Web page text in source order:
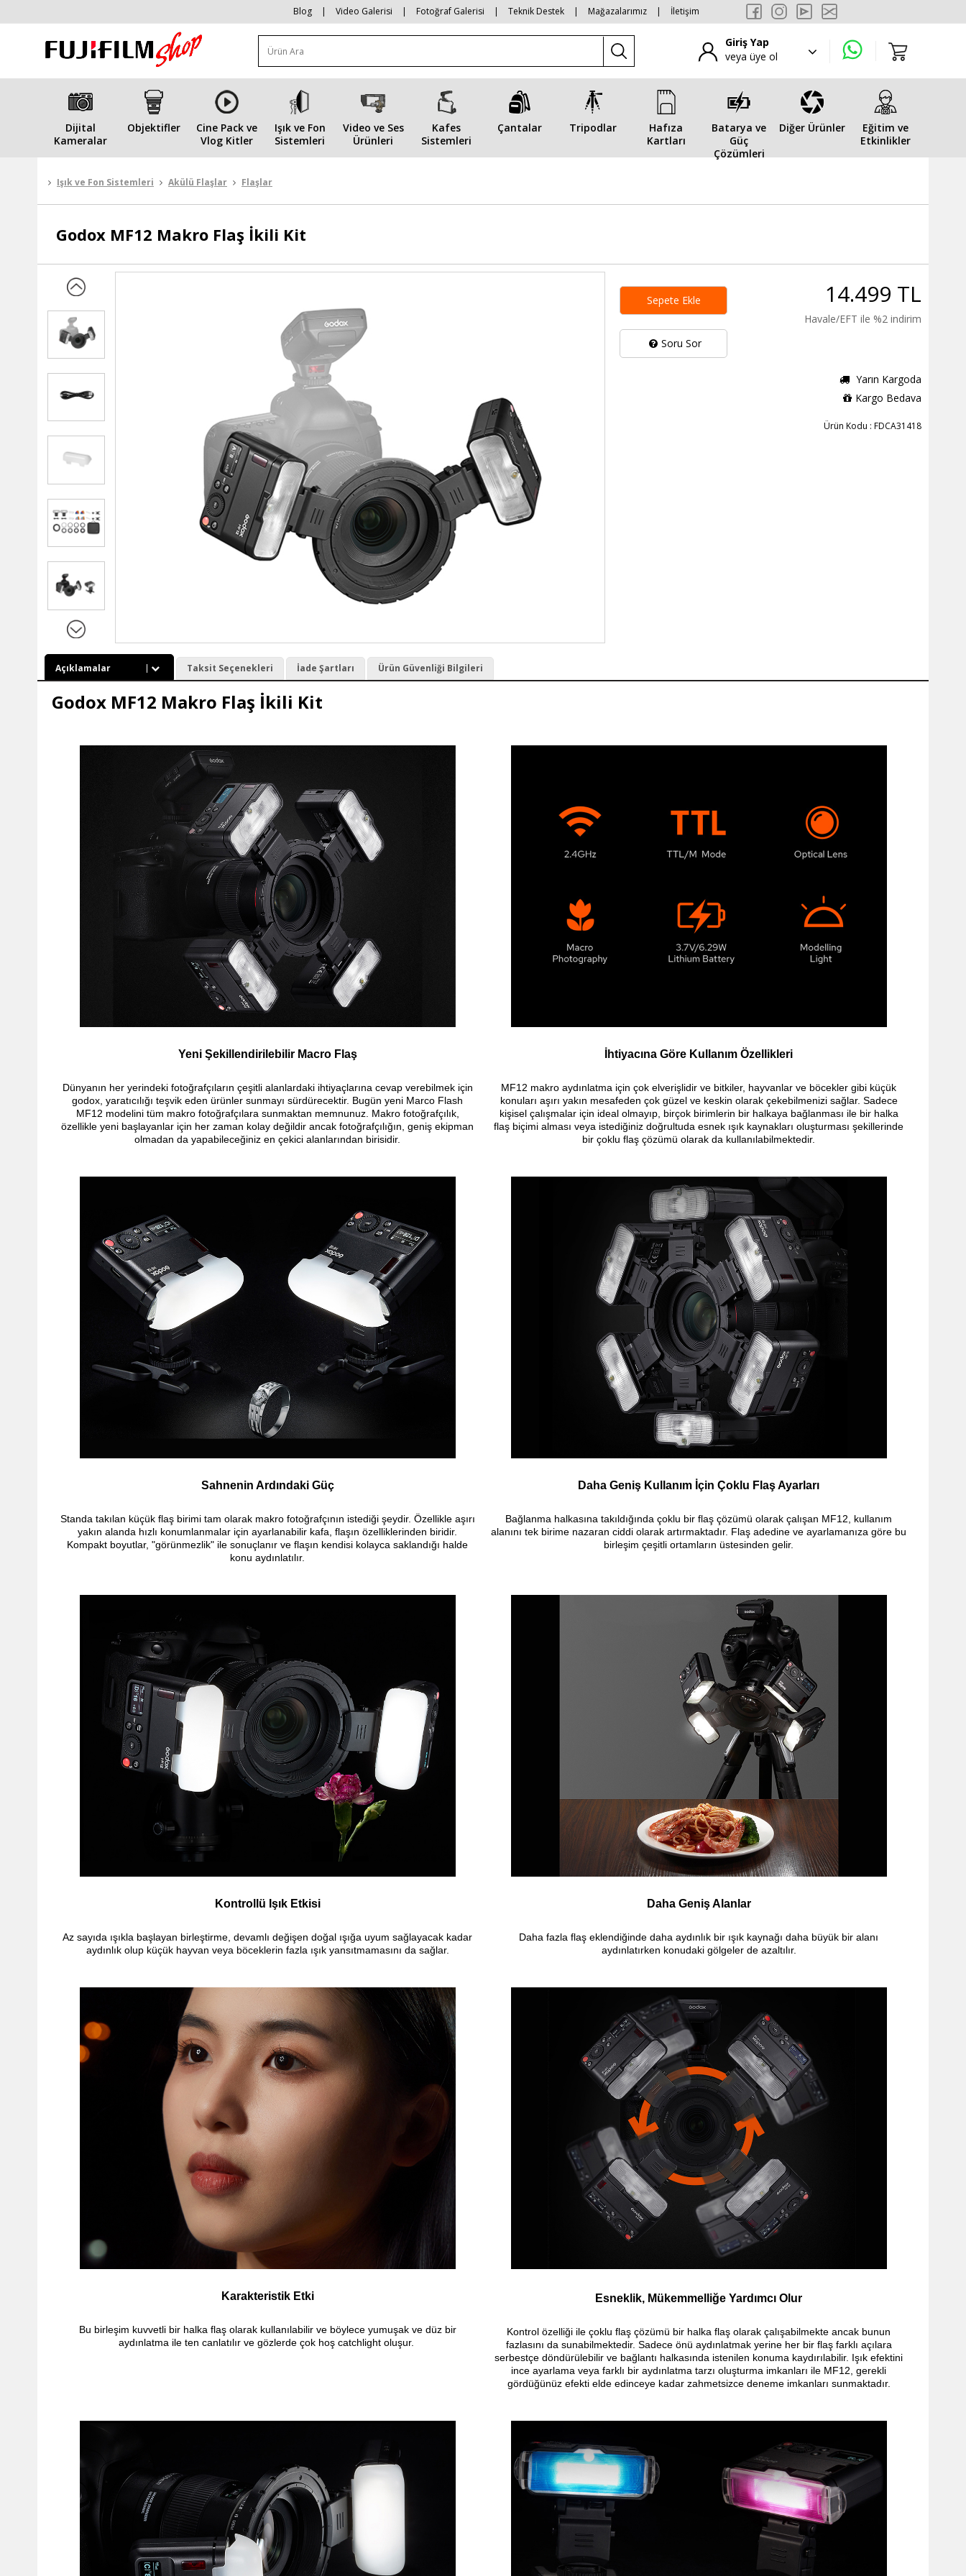
Blog | Video Galerisi | Fotoğraf Galerisi | Teknik Destek | Mağazalarımız | İletişim
Giriş Yap
veya üye ol
Dijital
Kameralar
Objektifler
Cine Pack ve
Vlog Kitler
Işık ve Fon
Sistemleri
Video ve Ses
Ürünleri
Kafes
Sistemleri
Çantalar Tripodlar
Hafıza
Kartları
Batarya ve
Güç
Çözümleri
Diğer Ürünler
Eğitim ve
Etkinlikler
Işık ve Fon Sistemleri Akülü Flaşlar Flaşlar
Godox MF12 Makro Flaş İkili Kit
Sepete Ekle
Soru Sor
14.499 TL
Havale/EFT ile %2 indirim
Yarın Kargoda
Kargo Bedava
Ürün Kodu : FDCA31418
Açıklamalar Taksit Seçenekleri İade Şartları Ürün Güvenliği Bilgileri
Godox MF12 Makro Flaş İkili Kit
Yeni Şekillendirilebilir Macro Flaş
Dünyanın her yerindeki fotoğrafçıların çeşitli alanlardaki ihtiyaçlarına cevap verebilmek için
godox, yaratıcılığı teşvik eden ürünler sunmayı sürdürecektir. Bugün yeni Marco Flash
MF12 modelini tüm makro fotoğrafçılara sunmaktan memnunuz. Makro fotoğrafçılık,
özellikle yeni başlayanlar için her zaman kolay değildir ancak fotoğrafçılığın, geniş ekipman
olmadan da yapabileceğiniz en çekici alanlarından birisidir.
İhtiyacına Göre Kullanım Özellikleri
MF12 makro aydınlatma için çok elverişlidir ve bitkiler, hayvanlar ve böcekler gibi küçük
konuları aşırı yakın mesafeden çok güzel ve keskin olarak çekebilmenizi sağlar. Sadece
kişisel çalışmalar için ideal olmayıp, birçok birimlerin bir halkaya bağlanması ile bir halka
flaş biçimi alması veya istediğiniz doğrultuda esnek ışık kaynakları oluşturması şekillerinde
bir çoklu flaş çözümü olarak da kullanılabilmektedir.
Sahnenin Ardındaki Güç
Standa takılan küçük flaş birimi tam olarak makro fotoğrafçının istediği şeydir. Özellikle aşırı
yakın alanda hızlı konumlanmalar için ayarlanabilir kafa, flaşın özelliklerinden biridir.
Kompakt boyutlar, "görünmezlik" ile sonuçlanır ve flaşın kendisi kolayca saklandığı halde
konu aydınlatılır.
Daha Geniş Kullanım İçin Çoklu Flaş Ayarları
Bağlanma halkasına takıldığında çoklu bir flaş çözümü olarak çalışan MF12, kullanım
alanını tek birime nazaran ciddi olarak artırmaktadır. Flaş adedine ve ayarlamanıza göre bu
birleşim çeşitli ortamların üstesinden gelir.
Kontrollü Işık Etkisi
Az sayıda ışıkla başlayan birleştirme, devamlı değişen doğal ışığa uyum sağlayacak kadar
aydınlık olup küçük hayvan veya böceklerin fazla ışık yansıtmamasını da sağlar.
Daha Geniş Alanlar
Daha fazla flaş eklendiğinde daha aydınlık bir ışık kaynağı daha büyük bir alanı
aydınlatırken konudaki gölgeler de azaltılır.
Karakteristik Etki
Bu birleşim kuvvetli bir halka flaş olarak kullanılabilir ve böylece yumuşak ve düz bir
aydınlatma ile ten canlatılır ve gözlerde çok hoş catchlight oluşur.
Esneklik, Mükemmelliğe Yardımcı Olur
Kontrol özelliği ile çoklu flaş çözümü bir halka flaş olarak çalışabilmekte ancak bunun
fazlasını da sunabilmektedir. Sadece önü aydınlatmak yerine her bir flaş farklı açılara
serbestçe döndürülebilir ve bağlantı halkasında istenilen konuma kaydırılabilir. Işık efektini
ince ayarlama veya farklı bir aydınlatma tarzı oluşturma imkanları ile MF12, gerekli
gördüğünüz efekti elde edinceye kadar zahmetsizce deneme imkanları sunmaktadır.